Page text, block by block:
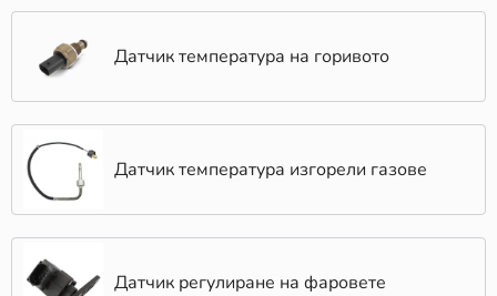
Датчик температура на горивото
Датчик температура изгорели газове
Датчик регулиране на фаровете